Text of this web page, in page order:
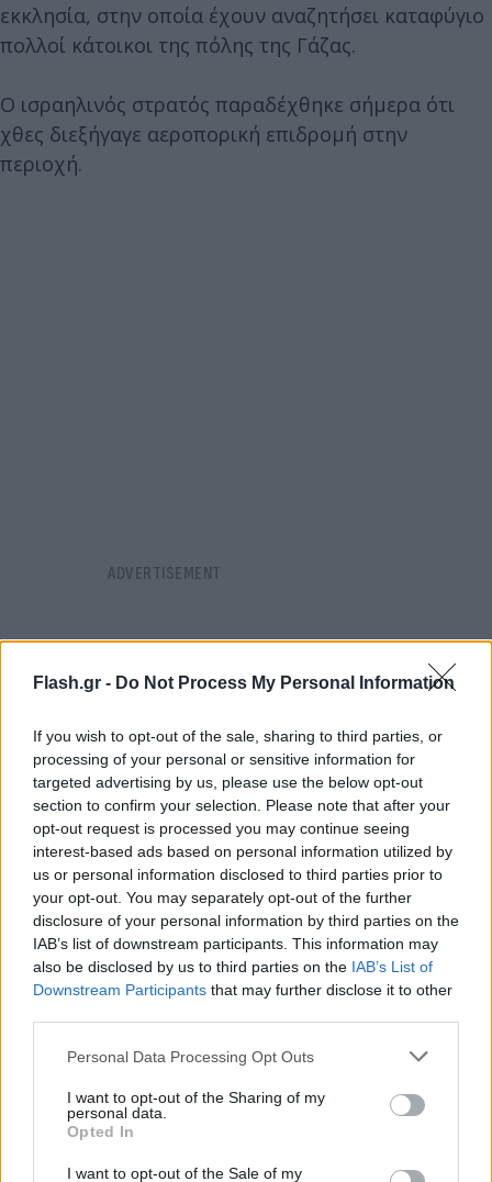
Flash.gr - Do Not Process My Personal Information
If you wish to opt-out of the sale, sharing to third parties, or
processing of your personal or sensitive information for
targeted advertising by us, please use the below opt-out
section to confirm your selection. Please note that after your
opt-out request is processed you may continue seeing
interest-based ads based on personal information utilized by
us or personal information disclosed to third parties prior to
your opt-out. You may separately opt-out of the further
disclosure of your personal information by third parties on the
IAB’s list of downstream participants. This information may
also be disclosed by us to third parties on the IAB’s List of
Downstream Participants that may further disclose it to other
Please note that this website/app uses one or more Google
not limited to your visit or usage behaviour. You may click to
grant or deny consent to Google and its third-party tags to
use your data for below specified purposes in below Google
consent section.
Personal Data Processing Opt Outs
I want to opt-out of the Sharing of my
personal data.
Opted In
I want to opt-out of the Sale of my
εκκλησία, στην οποία έχουν αναζητήσει καταφύγιο
πολλοί κάτοικοι της πόλης της Γάζας.
Ο ισραηλινός στρατός παραδέχθηκε σήμερα ότι
χθες διεξήγαγε αεροπορική επιδρομή στην
περιοχή.
Σύμφωνα με αυτόπτες μάρτυρες, από την
αεροπορική επιδρομή υπέστη ζημιές η πρόσοψη
τραυματίες διακομίστηκαν στο νοσοκομείο.
Το Ορθόδοξο Πατριαρχείο της Ιερουσαλήμ